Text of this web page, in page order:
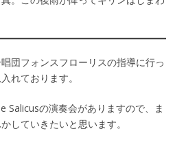
団フォンスフローリスの指導に行っ
れております。
Salicusの演奏会がありますので、ま
していきたいと思います。